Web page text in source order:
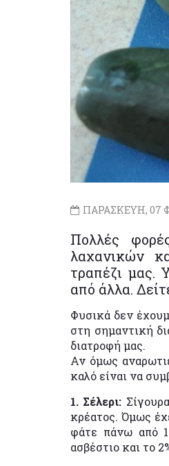
ΠΑΡΑΣΚΕΥΗ, 07
Πολλές
λαχανικών
τραπέζι μας.
από άλλα.
Φυσικά δεν
στη σημαντική
διατροφή μας.
Αν όμως
καλό είναι να
1. Σέλερι:
κρέατος. Όμως
φάτε πάνω από
ασβέστιο και το